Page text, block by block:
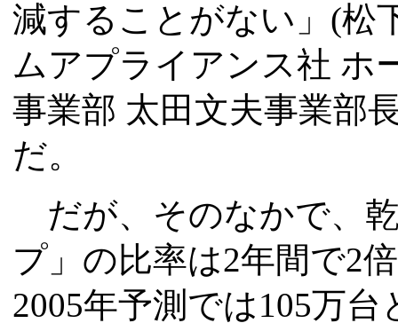
減することがない」(松
ムアプライアンス社 ホ
事業部 太田文夫事業部
だ。
だが、そのなかで、
プ」の比率は2年間で2
2005年予測では105万